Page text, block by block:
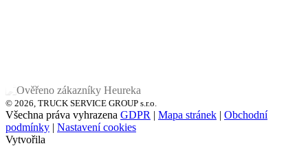
© 2026, TRUCK SERVICE GROUP s.r.o.
Všechna práva vyhrazena GDPR | Mapa stránek | Obchodní
podmínky | Nastavení cookies
Vytvořila